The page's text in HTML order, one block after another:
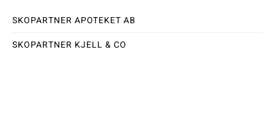
SKOPARTNER APOTEKET AB
SKOPARTNER KJELL & CO